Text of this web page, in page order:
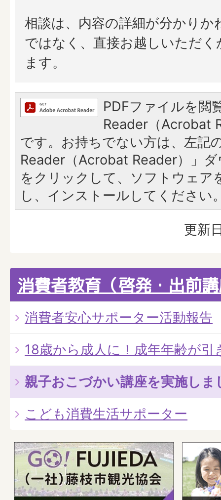
相談は、内容の詳細が分かりか
ではなく、直接お越しいただ
ます。
PDFファイルを閲
Reader（Acrobat
です。お持ちでない方は、左記
Reader（Acrobat Reader）」
をクリックして、ソフトウェア
し、インストールしてください
更新
消費者教育（啓発・出前
消費者安心サポーター活動報告
18歳から成人に！成年年齢が
親子おこづかい講座を実施しま
こども消費生活サポーター